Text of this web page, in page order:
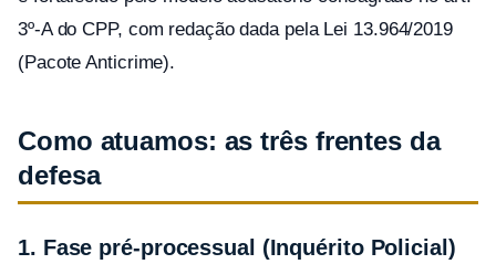
3º-A do CPP, com redação dada pela Lei 13.964/2019
(Pacote Anticrime).
Como atuamos: as três frentes da
defesa
1. Fase pré-processual (Inquérito Policial)